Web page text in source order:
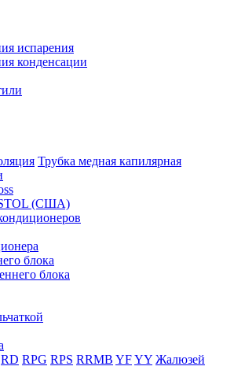
испарения
конденсации
Трубка медная капилярная
(США)
блока
блока
RD RPG RPS RRMB YFYY Жалюзей